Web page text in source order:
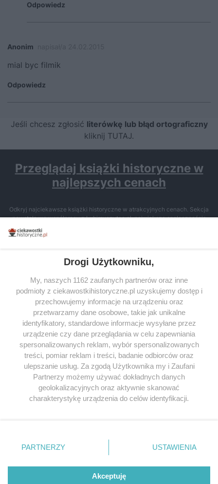
Odpowiedz
Anonim
mial byc filmik
Odpowiedz
Jeśli chcesz zgłosić literówkę lub błąd ortograficzny
kliknij TUTAJ.
Przeglądaj książki historyczne w
najlepszych cenach
Odkryj najciekawsze książki historyczne w atrakcyjnych cenach. Sekcja
powstała we współpracy z Lubimyczytac.pl, największą społecznością
miłośników literatury w Polsce – dzięki temu możesz wybierać spośród
tytułów najwyżej ocenianych przez czytelników.
SERWIS
SPOŁECZNOŚĆ
WSPÓŁPRACA
KONTAKT
ODWIEDŹ RÓWNIEŻ:
Drogi Użytkowniku,
My, naszych 1162 zaufanych partnerów oraz inne
podmioty z ciekawostkihistoryczne.pl uzyskujemy dostęp i
przechowujemy informacje na urządzeniu oraz
przetwarzamy dane osobowe, takie jak unikalne
identyfikatory, standardowe informacje wysyłane przez
urządzenie czy dane przeglądania w celu zapewniania
spersonalizowanych reklam, wybór spersonalizowanych
treści, pomiar reklam i treści, badanie odbiorców oraz
ulepszanie usług. Za zgodą Użytkownika my i Zaufani
Partnerzy możemy używać dokładnych danych
geolokalizacyjnych oraz aktywnie skanować
charakterystykę urządzenia do celów identyfikacji.
zmienić/wycofać klikając przycisk ustawień prywatności
znajdujący się w lewym dolnym rogu strony
. Niektóre
użytkownika, ale masz prawo sprzeciwić się takiemu
PARTNERZY USTAWIENIA
Akceptuję